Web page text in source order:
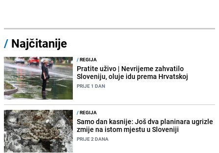
/ Najčitanije
/REGIJA
Pratite uživo | Nevrijeme zahvatilo
Sloveniju, oluje idu prema Hrvatskoj
PRIJE 1 DAN
/REGIJA
Samo dan kasnije: Još dva planinara ugrizle
zmije na istom mjestu u Sloveniji
PRIJE 2 DANA